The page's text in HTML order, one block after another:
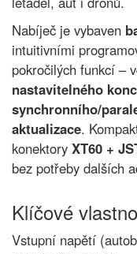
Nabíječ je vybaven
intuitivními
pokročilých funkcí –
nastavitelného
synchronního/
aktualizace.
konektory XT60 +
bez potřeby dalších
Klíčové
Vstupní napětí